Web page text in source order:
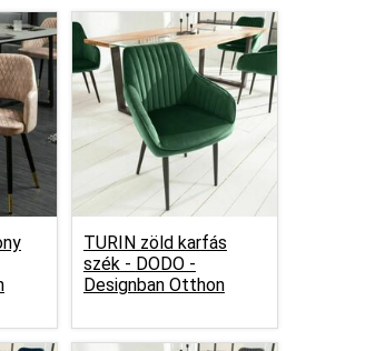
TURIN zöld karfás
szék - DODO -
Designban Otthon